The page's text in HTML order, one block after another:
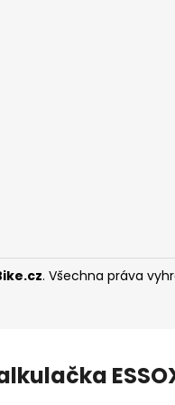
. Všechna práva